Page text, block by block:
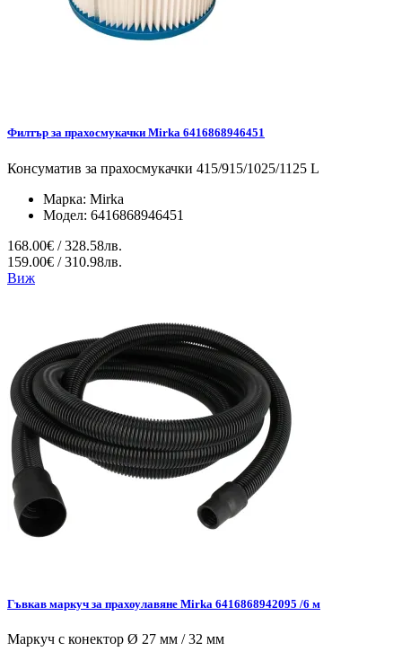
Филтър за прахосмукачки Mirka 6416868946451
Консуматив за прахосмукачки 415/915/1025/1125 L
Марка: Mirka
Модел: 6416868946451
168.00€ / 328.58лв.
159.00€ / 310.98лв.
Виж
Гъвкав маркуч за прахоулавяне Mirka 6416868942095 /6 м
Маркуч с конектор Ø 27 мм / 32 мм